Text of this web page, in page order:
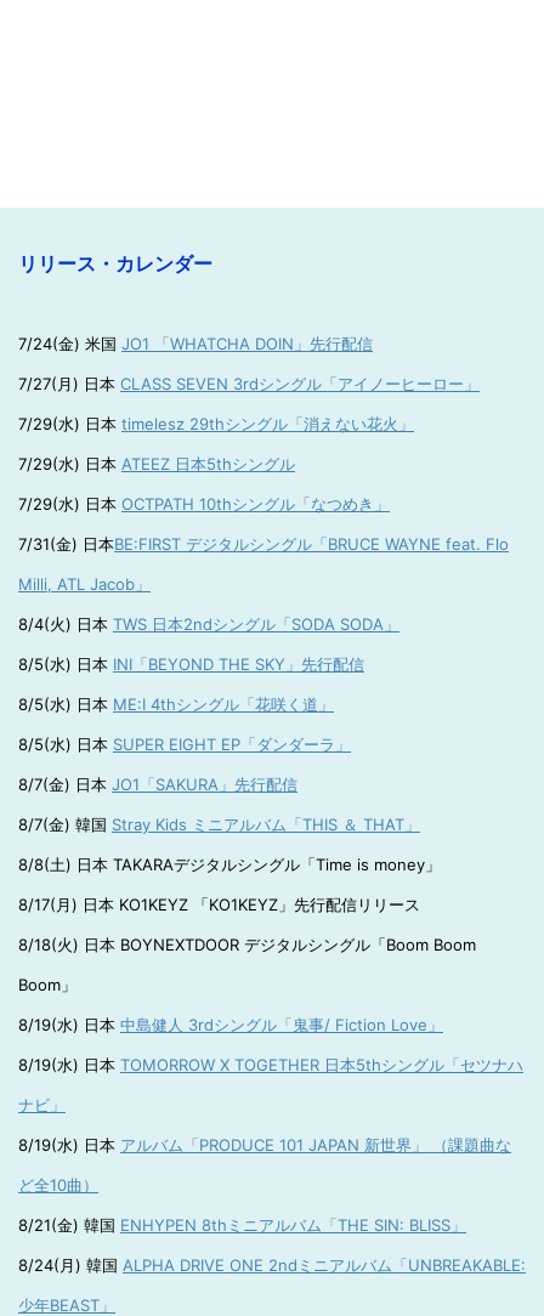
リリース・カレンダー
7/24(金) 米国 JO1 「WHATCHA DOIN」先行配信
7/27(月) 日本 CLASS SEVEN 3rdシングル「アイノーヒーロー」
7/29(水) 日本 timelesz 29thシングル「消えない花火」
7/29(水) 日本 ATEEZ 日本5thシングル
7/29(水) 日本 OCTPATH 10thシングル「なつめき」
7/31(金) 日本BE:FIRST デジタルシングル「BRUCE WAYNE feat. Flo
Milli, ATL Jacob」
8/4(火) 日本 TWS 日本2ndシングル「SODA SODA」
8/5(水) 日本 INI「BEYOND THE SKY」先行配信
8/5(水) 日本 ME:I 4thシングル「花咲く道」
8/5(水) 日本 SUPER EIGHT EP「ダンダーラ」
8/7(金) 日本 JO1「SAKURA」先行配信
8/7(金) 韓国 Stray Kids ミニアルバム「THIS ＆ THAT」
8/8(土) 日本 TAKARAデジタルシングル「Time is money」
8/17(月) 日本 KO1KEYZ 「KO1KEYZ」先行配信リリース
8/18(火) 日本 BOYNEXTDOOR デジタルシングル「Boom Boom
Boom」
8/19(水) 日本 中島健人 3rdシングル「鬼事/ Fiction Love」
8/19(水) 日本 TOMORROW X TOGETHER 日本5thシングル「セツナハ
ナビ」
8/19(水) 日本 アルバム「PRODUCE 101 JAPAN 新世界」 （課題曲な
ど全10曲）
8/21(金) 韓国 ENHYPEN 8thミニアルバム「THE SIN: BLISS」
8/24(月) 韓国 ALPHA DRIVE ONE 2ndミニアルバム「UNBREAKABLE:
少年BEAST」